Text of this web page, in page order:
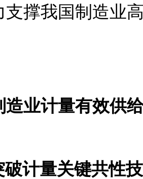
支撑我国制造业
造业计量有效供
破计量关键共性